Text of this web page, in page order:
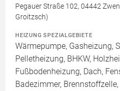
Pegauer Straße 102, 04442
Groitzsch)
HEIZUNG SPEZIALGEBIETE
Wärmepumpe, Gasheizung,
Pelletheizung, BHKW,
Fußbodenheizung, Dach,
Badezimmer,